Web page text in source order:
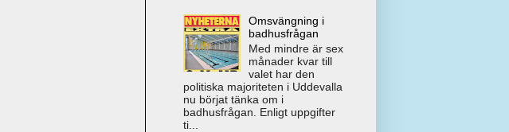
Omsvängning i
badhusfrågan
Med mindre är sex
månader kvar till
valet har den
politiska majoriteten i Uddevalla
nu börjat tänka om i
badhusfrågan. Enligt uppgifter
ti...